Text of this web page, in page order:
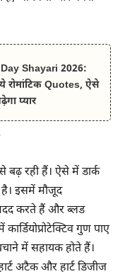
Shayari 2026:
रोमांटिक Quotes, ऐसे
प्यार
बढ़ रही हैं। ऐसे में डार्क
इसमें मौजूद
करते हैं और ब्लड
गुण पाए
में सहायक होते हैं।
अटैक और हार्ट डिजीज